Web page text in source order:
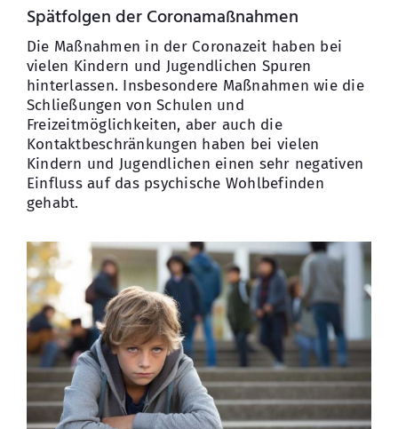
Spätfolgen der Coronamaßnahmen
Die Maßnahmen in der Coronazeit haben bei
vielen Kindern und Jugendlichen Spuren
hinterlassen. Insbesondere Maßnahmen wie die
Schließungen von Schulen und
Freizeitmöglichkeiten, aber auch die
Kontaktbeschränkungen haben bei vielen
Kindern und Jugendlichen einen sehr negativen
Einfluss auf das psychische Wohlbefinden
gehabt.